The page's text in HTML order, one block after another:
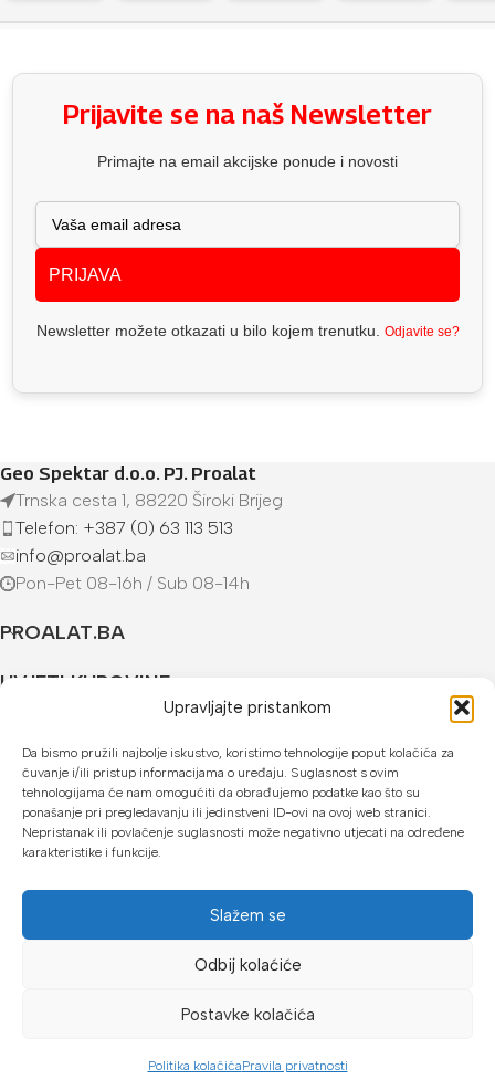
Upravljajte pristankom
Da bismo pružili najbolje iskustvo, koristimo tehnologije poput kolačića za
čuvanje i/ili pristup informacijama o uređaju. Suglasnost s ovim
tehnologijama će nam omogućiti da obrađujemo podatke kao što su
ponašanje pri pregledavanju ili jedinstveni ID-ovi na ovoj web stranici.
Nepristanak ili povlačenje suglasnosti može negativno utjecati na određene
karakteristike i funkcije.
Slažem se
Odbij kolaćiće
Postavke kolačića
Politika kolačićaPravila privatnosti
Prijavite se na naš Newsletter
Primajte na email akcijske ponude i novosti
PRIJAVA
Newsletter možete otkazati u bilo kojem trenutku. Odjavite se?
Geo Spektar d.o.o. PJ. Proalat
Trnska cesta 1, 88220 Široki Brijeg
Telefon: +387 (0) 63 113 513
info@proalat.ba
Pon-Pet 08-16h / Sub 08-14h
PROALAT.BA
UVJETI KUPOVINE
U našoj web trgovini možete platiti:
Kreditnim karticama jednokratno ili do 24 rate
Gotovinom prilikom preuzimanja
Mikrofin do 18 rata
Copyright © 2026 Proalat.ba